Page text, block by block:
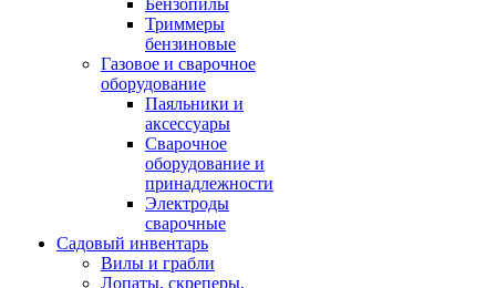
Бензопилы
Триммеры
бензиновые
Газовое и сварочное
оборудование
Паяльники и
аксессуары
Сварочное
оборудование и
принадлежности
Электроды
сварочные
Садовый инвентарь
Вилы и грабли
Лопаты, скреперы,